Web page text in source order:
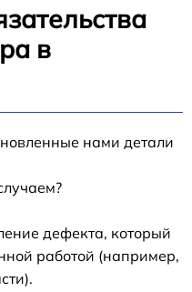
в
нами детали
дефекта, который
работой (например,